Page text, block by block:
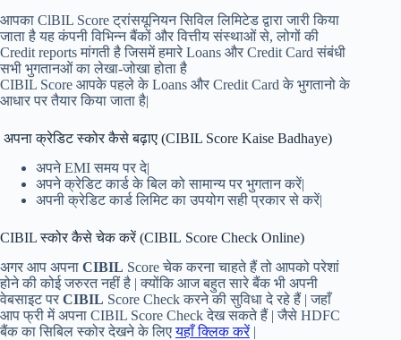
आपका ClBIL Score ट्रांसयूनियन सिविल लिमिटेड द्वारा जारी किया
जाता है यह कंपनी विभिन्न बैंकों और वित्तीय संस्थाओं से, लोगों की
Credit reports मांगती है जिसमें हमारे Loans और Credit Card संबंधी
सभी भुगतानओं का लेखा-जोखा होता है
CIBIL Score आपके पहले के Loans और Credit Card के भुगतानो के
आधार पर तैयार किया जाता है|
अपना क्रेडिट स्कोर कैसे बढ़ाए (CIBIL Score Kaise Badhaye)
अपने EMI समय पर दे|
अपने क्रेडिट कार्ड के बिल को सामान्य पर भुगतान करें|
अपनी क्रेडिट कार्ड लिमिट का उपयोग सही प्रकार से करें|
CIBIL स्कोर कैसे चेक करें (CIBIL Score Check Online)
अगर आप अपना CIBIL Score चेक करना चाहते हैं तो आपको परेशां
होने की कोई जरुरत नहीं है | क्योंकि आज बहुत सारे बैंक भी अपनी
वेबसाइट पर CIBIL Score Check करने की सुविधा दे रहे हैं | जहाँ
आप फ्री में अपना CIBIL Score Check देख सकते हैं | जैसे HDFC
बैंक का सिबिल स्कोर देखने के लिएयहाँ क्लिक करें|